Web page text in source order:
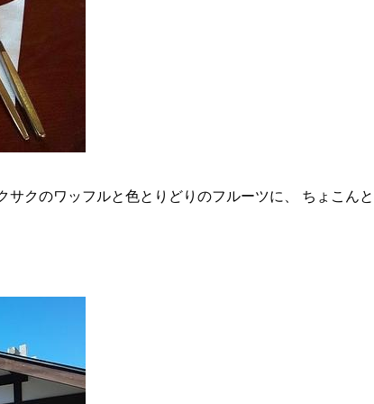
クのワッフルと色とりどりのフルーツに、 ちょこん